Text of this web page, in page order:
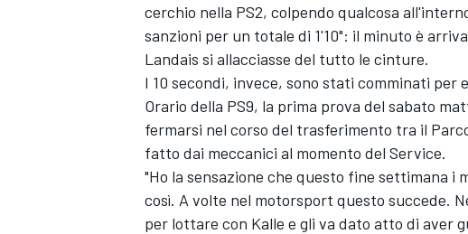
cerchio nella PS2, colpendo qualcosa
sanzioni per un totale di 1'10": il minuto è
Landais si allacciasse del tutto le cinture.
I 10 secondi, invece, sono stati comminati
Orario della PS9, la prima prova del sabato
fermarsi nel corso del trasferimento tra il
fatto dai meccanici al momento del Service.
"Ho la sensazione che questo fine settimana i
così. A volte nel motorsport questo succede.
per lottare con Kalle e gli va dato atto di aver